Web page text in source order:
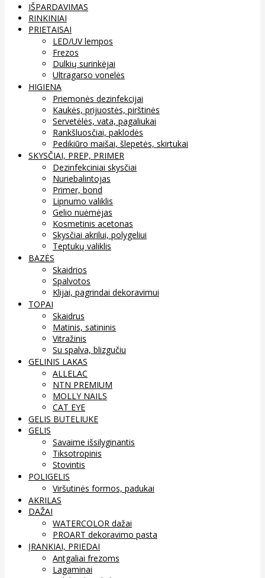
IŠPARDAVIMAS
RINKINIAI
PRIETAISAI
LED/UV lempos
Frezos
Dulkių surinkėjai
Ultragarso vonelės
HIGIENA
Priemonės dezinfekcijai
Kaukės, prijuostės, pirštinės
Servetėlės, vata, pagaliukai
Rankšluosčiai, paklodės
Pedikiūro maišai, šlepetės, skirtukai
SKYSČIAI, PREP, PRIMER
Dezinfekciniai skysčiai
Nuriebalintojas
Primer, bond
Lipnumo valiklis
Gelio nuėmėjas
Kosmetinis acetonas
Skysčiai akrilui, polygeliui
Teptukų valiklis
BAZĖS
Skaidrios
Spalvotos
Klijai, pagrindai dekoravimui
TOPAI
Skaidrus
Matinis, satininis
Vitražinis
Su spalva, blizgučiu
GELINIS LAKAS
ALLELAC
NTN PREMIUM
MOLLY NAILS
CAT EYE
GELIS BUTELIUKE
GELIS
Savaime išsilyginantis
Tiksotropinis
Stovintis
POLIGELIS
Viršutinės formos, padukai
AKRILAS
DAŽAI
WATERCOLOR dažai
PROART dekoravimo pasta
ĮRANKIAI, PRIEDAI
Antgaliai frezoms
Lagaminai